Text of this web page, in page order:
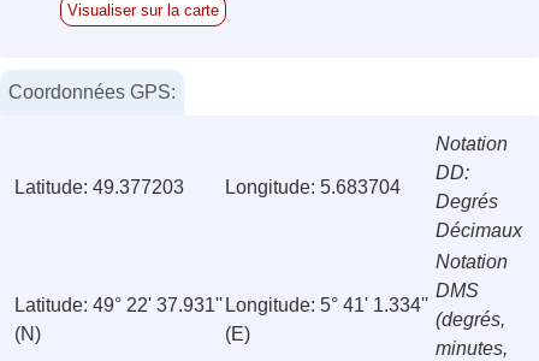
Visualiser sur la carte
Coordonnées GPS:
Latitude: 49.377203 Longitude: 5.683704
Notation
DD:
Degrés
Décimaux
Latitude: 49° 22' 37.931''
(N)
Longitude: 5° 41' 1.334''
(E)
Notation
DMS
(degrés,
minutes,